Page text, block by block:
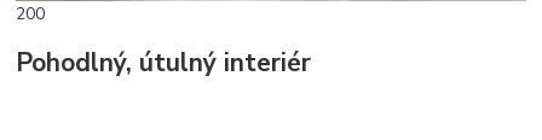
200
Pohodlný, útulný interiér